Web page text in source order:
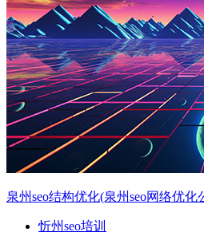
泉州seo结构优化(泉州seo网络优化
忻州seo培训